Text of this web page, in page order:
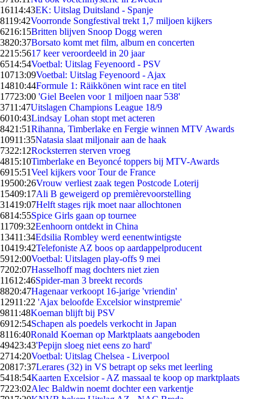
16114:43EK: Uitslag Duitsland - Spanje
8119:42Voorronde Songfestival trekt 1,7 miljoen kijkers
6216:15Britten blijven Snoop Dogg weren
3820:37Borsato komt met film, album en concerten
2215:5617 keer veroordeeld in 20 jaar
6514:54Voetbal: Uitslag Feyenoord - PSV
10713:09Voetbal: Uitslag Feyenoord - Ajax
14810:44Formule 1: Räikkönen wint race en titel
17723:00 'Giel Beelen voor 1 miljoen naar 538'
3711:47Uitslagen Champions League 18/9
6010:43Lindsay Lohan stopt met acteren
8421:51Rihanna, Timberlake en Fergie winnen MTV Awards
10911:35Natasia slaat miljonair aan de haak
7322:12Rocksterren sterven vroeg
4815:10Timberlake en Beyoncé toppers bij MTV-Awards
6915:51Veel kijkers voor Tour de France
19500:26Vrouw verliest zaak tegen Postcode Loterij
15409:17Ali B geweigerd op premièrevoorstelling
31419:07Helft stages rijk moet naar allochtonen
6814:55Spice Girls gaan op tournee
11709:32Eenhoorn ontdekt in China
13411:34Edsilia Rombley werd eenentwintigste
10419:42Telefoniste AZ boos op aardappelproducent
5912:00Voetbal: Uitslagen play-offs 9 mei
7202:07Hasselhoff mag dochters niet zien
11612:46Spider-man 3 breekt records
8820:47Hagenaar verkoopt 16-jarige 'vriendin'
12911:22 'Ajax beloofde Excelsior winstpremie'
9811:48Koeman blijft bij PSV
6912:54Schapen als poedels verkocht in Japan
8116:40Ronald Koeman op Marktplaats aangeboden
49423:43'Pepijn sloeg niet eens zo hard'
2714:20Voetbal: Uitslag Chelsea - Liverpool
20817:37Lerares (32) in VS betrapt op seks met leerling
5418:54Kaarten Excelsior - AZ massaal te koop op marktplaats
7223:02Alec Baldwin noemt dochter een varkentje